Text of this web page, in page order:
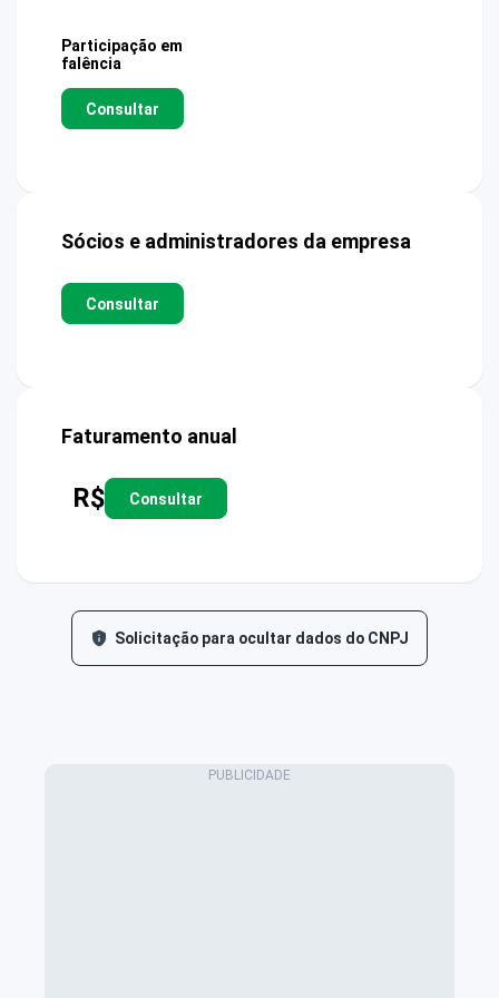
Participação em
falência
Consultar
Sócios e administradores da empresa
Consultar
Faturamento anual
R$ Consultar
Solicitação para ocultar dados do CNPJ